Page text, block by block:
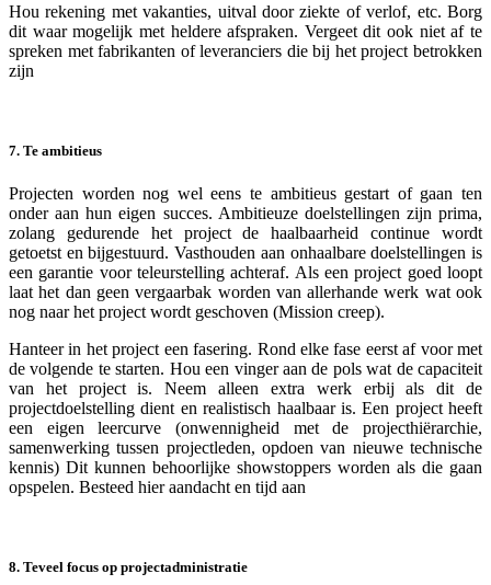
Hou rekening met vakanties, uitval door ziekte of verlof, etc. Borg
dit waar mogelijk met heldere afspraken. Vergeet dit ook niet af te
spreken met fabrikanten of leveranciers die bij het project betrokken
zijn
7. Te ambitieus
Projecten worden nog wel eens te ambitieus gestart of gaan ten
onder aan hun eigen succes. Ambitieuze doelstellingen zijn prima,
zolang gedurende het project de haalbaarheid continue wordt
getoetst en bijgestuurd. Vasthouden aan onhaalbare doelstellingen is
een garantie voor teleurstelling achteraf. Als een project goed loopt
laat het dan geen vergaarbak worden van allerhande werk wat ook
nog naar het project wordt geschoven (Mission creep).
Hanteer in het project een fasering. Rond elke fase eerst af voor met
de volgende te starten. Hou een vinger aan de pols wat de capaciteit
van het project is. Neem alleen extra werk erbij als dit de
projectdoelstelling dient en realistisch haalbaar is. Een project heeft
een eigen leercurve (onwennigheid met de projecthiërarchie,
samenwerking tussen projectleden, opdoen van nieuwe technische
kennis) Dit kunnen behoorlijke showstoppers worden als die gaan
opspelen. Besteed hier aandacht en tijd aan
8. Teveel focus op projectadministratie